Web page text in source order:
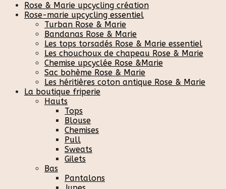
Rose & Marie upcycling création
Rose-marie upcycling essentiel
Turban Rose & Marie
Bandanas Rose & Marie
Les tops torsadés Rose & Marie essentiel
Les chouchoux de chapeau Rose & Marie
Chemise upcyclée Rose &Marie
Sac bohème Rose & Marie
Les héritières coton antique Rose & Marie
La boutique friperie
Hauts
Tops
Blouse
Chemises
Pull
Sweats
Gilets
Bas
Pantalons